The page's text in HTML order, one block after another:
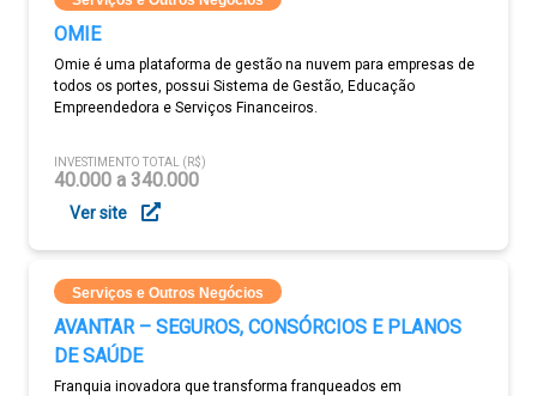
OMIE
Omie é uma plataforma de gestão na nuvem para empresas de
todos os portes, possui Sistema de Gestão, Educação
Empreendedora e Serviços Financeiros.
INVESTIMENTO TOTAL (R$)
40.000 a 340.000
Ver site
Serviços e Outros Negócios
AVANTAR – SEGUROS, CONSÓRCIOS E PLANOS
DE SAÚDE
Franquia inovadora que transforma franqueados em